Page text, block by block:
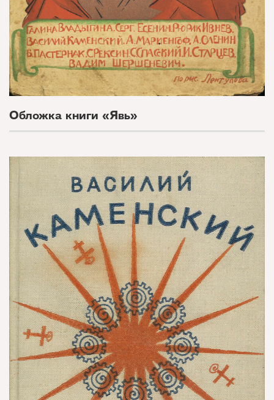
Обложка книги «Явь»